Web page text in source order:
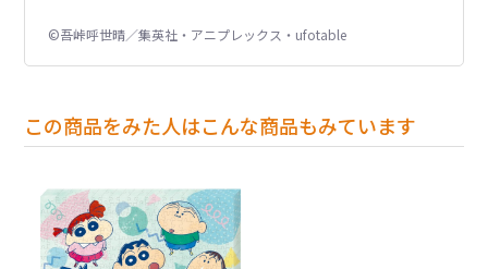
©吾峠呼世晴／集英社・アニプレックス・ufotable
この商品をみた人はこんな商品もみています